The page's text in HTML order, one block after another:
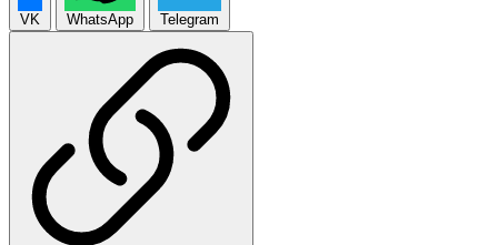
VK WhatsApp Telegram